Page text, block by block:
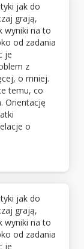
jak do
grają,
wyniki na to
od zadania
je
z
o mniej.
temu, co
Orientację
o
jak do
grają,
wyniki na to
od zadania
je